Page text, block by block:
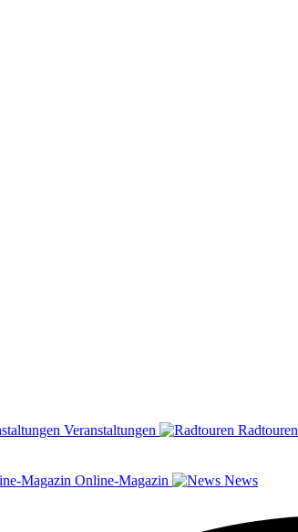
Veranstaltungen Radtouren
Online-Magazin News